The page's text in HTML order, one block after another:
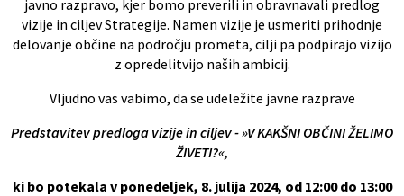
javno razpravo, kjer bomo preverili in obravnavali predlog
vizije in ciljev Strategije. Namen vizije je usmeriti prihodnje
delovanje občine na področju prometa, cilji pa podpirajo vizijo
z opredelitvijo naših ambicij.
Vljudno vas vabimo, da se udeležite javne razprave
Predstavitev predloga vizije in ciljev - »V KAKŠNI OBČINI ŽELIMO
ŽIVETI?«,
ki bo potekala v ponedeljek, 8. julija 2024, od 12:00 do 13:00